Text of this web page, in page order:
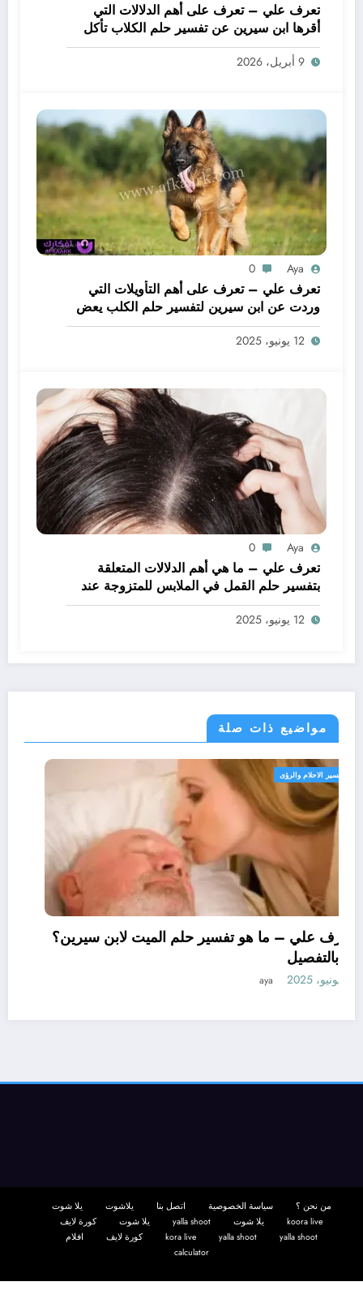
تعرف علي – تعرف على أهم الدلالات التي
أقرها ابن سيرين عن تفسير حلم الكلاب تأكل
لحم – بالتفصيل
9 أبريل، 2026
Aya
0
تعرف علي – تعرف على أهم التأويلات التي
وردت عن ابن سيرين لتفسير حلم الكلب يعض
يدي – بالتفصيل
12 يونيو، 2025
Aya
0
تعرف علي – ما هي أهم الدلالات المتعلقة
بتفسير حلم القمل في الملابس للمتزوجة عند
ابن سيرين؟ – بالتفصيل
12 يونيو، 2025
مواضيع ذات صلة
تفسير الاحلام والرؤى
تعرف علي – ما هو تفسير حلم الميت لابن سيرين؟
– بالتفصيل
11 يونيو، 2025
من نحن ؟ سياسة الخصوصية اتصل بنا يلاشوت
يلا شوت
koora live
يلا شوت yalla shoot يلا شوت
كورة لايف
yalla shoot
yalla shoot
kora live كورة لايف
افلام
calculator